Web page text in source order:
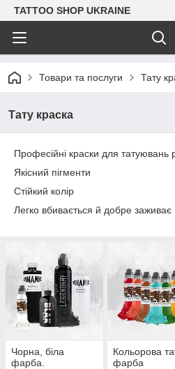
TATTOO SHOP UKRAINE
Товари та послуги Тату
Тату краска
Професійні краски для татуювань
Якісний пігменти
Стійкий колір
Легко вбивається й добре заживає
Чорна, біла
фарба.
Кольорова
фарба